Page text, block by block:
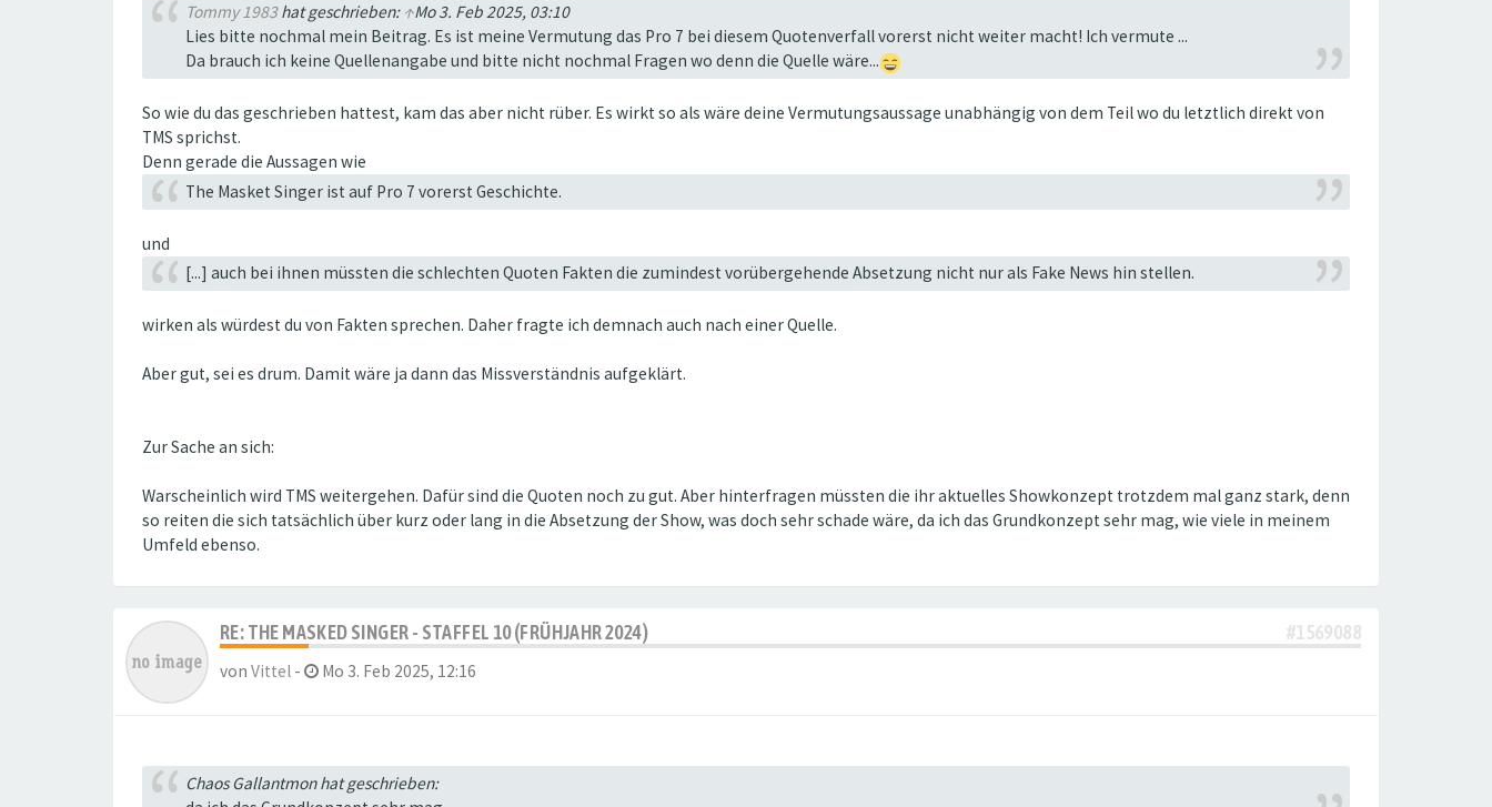
Tommy 1983hat geschrieben: ↑Mo 3. Feb 2025, 03:10
Lies bitte nochmal mein Beitrag. Es ist meine Vermutung das Pro 7 bei diesem Quotenverfall vorerst nicht weiter macht! Ich vermute ...
Da brauch ich keine Quellenangabe und bitte nicht nochmal Fragen wo denn die Quelle wäre...
So wie du das geschrieben hattest, kam das aber nicht rüber. Es wirkt so als wäre deine Vermutungsaussage unabhängig von dem Teil wo du letztlich direkt von
TMS sprichst.
Denn gerade die Aussagen wie
The Masket Singer ist auf Pro 7 vorerst Geschichte.
und
[...] auch bei ihnen müssten die schlechten Quoten Fakten die zumindest vorübergehende Absetzung nicht nur als Fake News hin stellen.
wirken als würdest du von Fakten sprechen. Daher fragte ich demnach auch nach einer Quelle.
Aber gut, sei es drum. Damit wäre ja dann das Missverständnis aufgeklärt.
Zur Sache an sich:
Warscheinlich wird TMS weitergehen. Dafür sind die Quoten noch zu gut. Aber hinterfragen müssten die ihr aktuelles Showkonzept trotzdem mal ganz stark, denn
so reiten die sich tatsächlich über kurz oder lang in die Absetzung der Show, was doch sehr schade wäre, da ich das Grundkonzept sehr mag, wie viele in meinem
Umfeld ebenso.
RE: THE MASKED SINGER - STAFFEL 10 (FRÜHJAHR 2024) #1569088
von Vittel - Mo 3. Feb 2025, 12:16
Chaos Gallantmon hat geschrieben: